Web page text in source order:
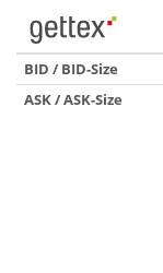
BID / BID-Size
ASK / ASK-Size